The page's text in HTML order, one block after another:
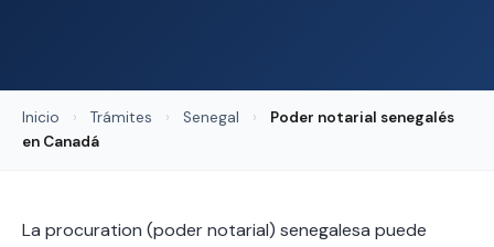
Inicio › Trámites › Senegal ›
Poder notarial senegalés
en Canadá
La procuration (poder notarial) senegalesa puede